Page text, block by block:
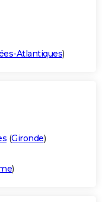
Atlantiques)
(Gironde)
)